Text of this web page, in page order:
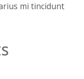
mi tincidunt